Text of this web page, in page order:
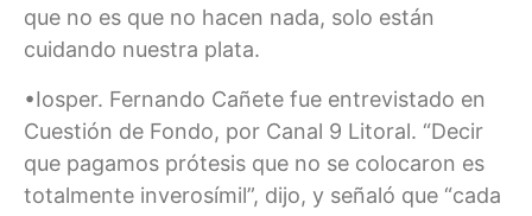
que no es que no hacen nada, solo están
cuidando nuestra plata.
•Iosper. Fernando Cañete fue entrevistado en
Cuestión de Fondo, por Canal 9 Litoral. “Decir
que pagamos prótesis que no se colocaron es
totalmente inverosímil”, dijo, y señaló que “cada